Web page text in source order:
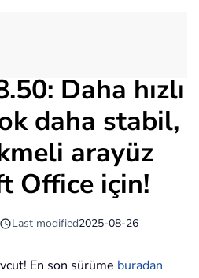
Daha hızlı
daha stabil,
arayüz
Office için!
Last modified2025-08-26
En son sürüme buradan